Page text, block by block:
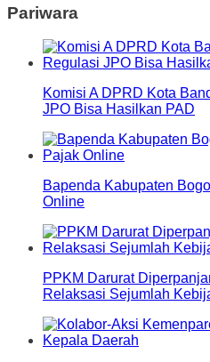
Pariwara
Komisi A DPRD Kota
JPO Bisa Hasilkan PAD
Bapenda Kabupaten
Online
PPKM Darurat
Relaksasi Sejumlah